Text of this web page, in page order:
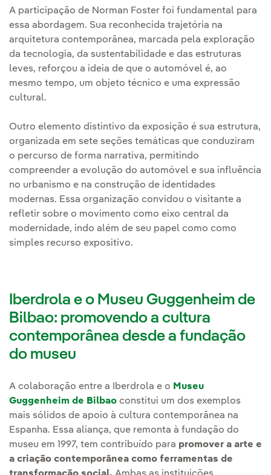
A participação de Norman Foster foi fundamental para
essa abordagem. Sua reconhecida trajetória na
arquitetura contemporânea, marcada pela exploração
da tecnologia, da sustentabilidade e das estruturas
leves, reforçou a ideia de que o automóvel é, ao
mesmo tempo, um objeto técnico e uma expressão
cultural.
Outro elemento distintivo da exposição é sua estrutura,
organizada em sete seções temáticas que conduziram
o percurso de forma narrativa, permitindo
compreender a evolução do automóvel e sua influência
no urbanismo e na construção de identidades
modernas. Essa organização convidou o visitante a
refletir sobre o movimento como eixo central da
modernidade, indo além de seu papel como como
simples recurso expositivo.
Iberdrola e o Museu Guggenheim de
Bilbao: promovendo a cultura
contemporânea desde a fundação
do museu
A colaboração entre a Iberdrola e o Museu
Guggenheim de Bilbao constitui um dos exemplos
mais sólidos de apoio à cultura contemporânea na
Espanha. Essa aliança, que remonta à fundação do
museu em 1997, tem contribuído para promover a arte e
a criação contemporânea como ferramentas de